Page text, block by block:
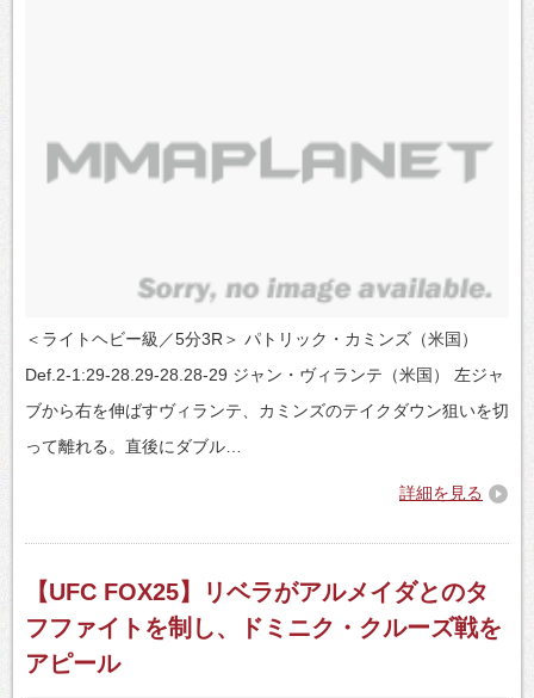
＜ライトヘビー級／5分3R＞ パトリック・カミンズ（米国）
Def.2-1:29-28.29-28.28-29 ジャン・ヴィランテ（米国） 左ジャ
ブから右を伸ばすヴィランテ、カミンズのテイクダウン狙いを切
って離れる。直後にダブル…
詳細を見る
【UFC FOX25】リベラがアルメイダとのタ
フファイトを制し、ドミニク・クルーズ戦を
アピール